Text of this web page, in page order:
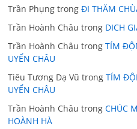
Trần Phụng trongĐI THĂM
Trần Hoành Châu trong DICH
Trần Hoành Châu trongTÍM
UYỂN CHÂU
Tiêu Tương Dạ Vũ trongTÍM
UYỂN CHÂU
Trần Hoành Châu trongCHÚC
HOÀNH HÀ